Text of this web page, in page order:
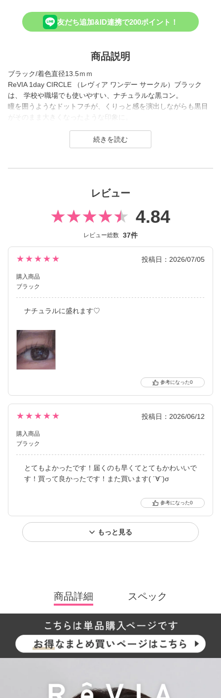
友だち追加&ID連携で200ポイント！
商品説明
ブラック/着色直径13.5ｍｍ
ReVIA 1day CIRCLE （レヴィア ワンデー サークル）ブラック
は、 学校や職場でも使いやすい、ナチュラルな黒コン。
瞳を囲うようなドットフチが、くりっと感を演出しながらも黒目
がそのまま大きくなったような印象に。
1day（ワンデー）／1month（ワンマンス）／CLEAR（クリア）
ない絶妙なレンズサイズを採用することでナチュラルでありなが
ージモデルに KIM CHAEWON（キム・チェウォン）さんが就任
し、イメージを一新しました。
新シリーズとして、CLEAR 2week（クリアツーウィーク）／CLE
ンナップに。
裸眼風のナチュラルデザインから、さりげなく盛れるタイプ、普
豊富なバリエーションで多くの方々の瞳に寄り添い続けていま
レビュー
4.84
レビュー総数 37件
★★★★★ 投稿日：2026/07/05
購入商品
ブラック
ナチュラルに盛れます♡
0
★★★★★ 投稿日：2026/06/12
購入商品
ブラック
とてもよかったです！届くのも早くてとてもかわいいで
す！買って良かったです！また買います( ´∀`)σ
0
もっと見る
商品詳細 スペック